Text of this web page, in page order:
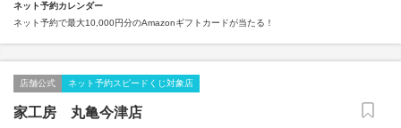
ネット予約カレンダー
ネット予約で最大10,000円分のAmazonギフトカードが当たる！
店舗公式 ネット予約スピードくじ対象店
家工房 丸亀今津店